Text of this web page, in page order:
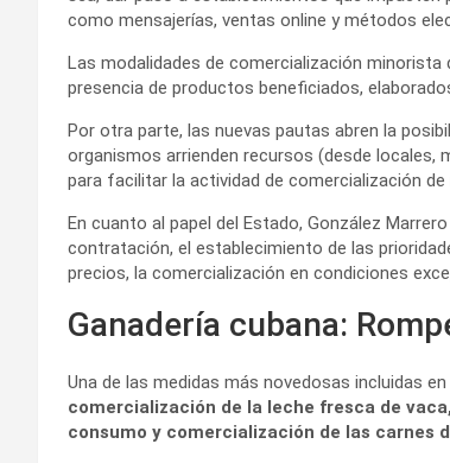
como mensajerías, ventas online y métodos
Las modalidades de comercialización
presencia de productos beneficiados,
Por otra parte, las nuevas pautas abren la
organismos arrienden recursos (desde
para facilitar la actividad de comercialización de
En cuanto al papel del Estado, González
contratación, el establecimiento de las
precios, la comercialización en condiciones
Ganadería cubana:
Una de las medidas más novedosas incluidas
comercialización de la leche fresca de
consumo y comercialización de las carnes